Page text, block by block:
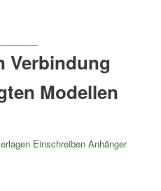
Verbindung
Modellen